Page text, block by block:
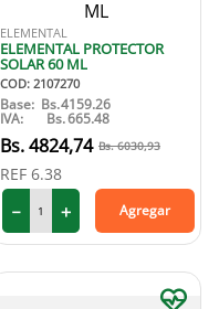
ELEMENTAL
ELEMENTAL PROTECTOR
SOLAR 60 ML
COD: 2107270
Base: Bs.4159.26
IVA: Bs.665.48
4824,74 6030,93
REF 6.38
＋
－ Agregar